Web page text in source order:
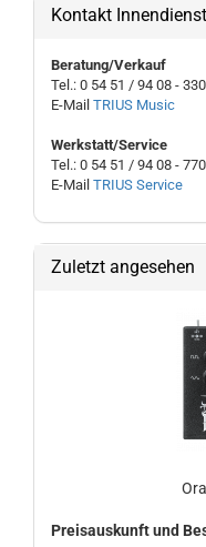
Kontakt Innendienst
Beratung/Verkauf
Tel.: 0 54 51 / 94 08 - 330
E-Mail TRIUS Music
Werkstatt/Service
Tel.: 0 54 51 / 94 08 - 770
E-Mail TRIUS Service
Zuletzt angesehen
Preisauskunft und